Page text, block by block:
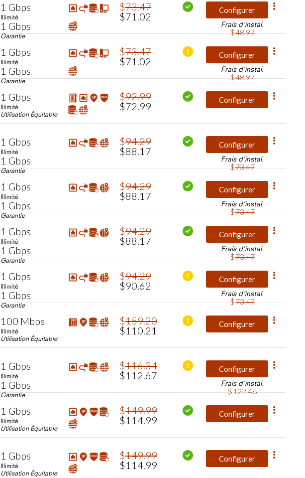
1 Gbps
Illimité
1 Gbps
Garantie
$73.47
$71 .02
Configurer
Frais d'instal.
$48.97
1 Gbps
Illimité
1 Gbps
Garantie
$73.47
$71 .02
Configurer
Frais d'instal.
$48.97
1 Gbps
Illimité
Utilisation Équitable
$92.99
$72.99
Configurer
1 Gbps
Illimité
1 Gbps
Garantie
$94.29
$88.17
Configurer
Frais d'instal.
$73.47
1 Gbps
Illimité
1 Gbps
Garantie
$94.29
$88.17
Configurer
Frais d'instal.
$73.47
1 Gbps
Illimité
1 Gbps
Garantie
$94.29
$88.17
Configurer
Frais d'instal.
$73.47
1 Gbps
Illimité
1 Gbps
Garantie
$94.29
$90.62
Configurer
Frais d'instal.
$73.47
100 Mbps
Illimité
Utilisation Équitable
$159.20
$110.21
Configurer
1 Gbps
Illimité
1 Gbps
Garantie
$116.34
$112.67
Configurer
Frais d'instal.
$122.46
1 Gbps
Illimité
Utilisation Équitable
$149.99
$114.99
Configurer
1 Gbps
Illimité
Utilisation Équitable
$149.99
$114.99
Configurer